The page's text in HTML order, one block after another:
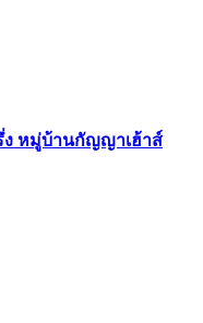
ง หมู่บ้านกัญญาเฮ้าส์